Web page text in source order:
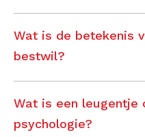
Wat is de betekenis
bestwil?
Wat is een leugentje
psychologie?